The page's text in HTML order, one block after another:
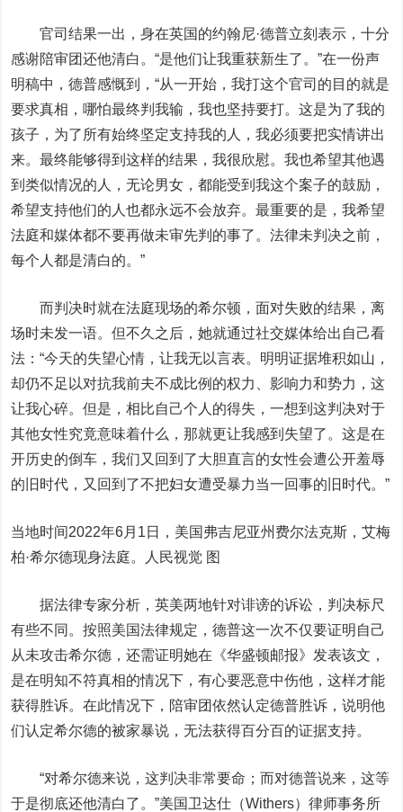
官司结果一出，身在英国的约翰尼·德普立刻表示，十分
感谢陪审团还他清白。“是他们让我重获新生了。”在一份声
明稿中，德普感慨到，“从一开始，我打这个官司的目的就是
要求真相，哪怕最终判我输，我也坚持要打。这是为了我的
孩子，为了所有始终坚定支持我的人，我必须要把实情讲出
来。最终能够得到这样的结果，我很欣慰。我也希望其他遇
到类似情况的人，无论男女，都能受到我这个案子的鼓励，
希望支持他们的人也都永远不会放弃。最重要的是，我希望
法庭和媒体都不要再做未审先判的事了。法律未判决之前，
每个人都是清白的。”
而判决时就在法庭现场的希尔顿，面对失败的结果，离
场时未发一语。但不久之后，她就通过社交媒体给出自己看
法：“今天的失望心情，让我无以言表。明明证据堆积如山，
却仍不足以对抗我前夫不成比例的权力、影响力和势力，这
让我心碎。但是，相比自己个人的得失，一想到这判决对于
其他女性究竟意味着什么，那就更让我感到失望了。这是在
开历史的倒车，我们又回到了大胆直言的女性会遭公开羞辱
的旧时代，又回到了不把妇女遭受暴力当一回事的旧时代。”
当地时间2022年6月1日，美国弗吉尼亚州费尔法克斯，艾梅
柏·希尔德现身法庭。人民视觉 图
据法律专家分析，英美两地针对诽谤的诉讼，判决标尺
有些不同。按照美国法律规定，德普这一次不仅要证明自己
从未攻击希尔德，还需证明她在《华盛顿邮报》发表该文，
是在明知不符真相的情况下，有心要恶意中伤他，这样才能
获得胜诉。在此情况下，陪审团依然认定德普胜诉，说明他
们认定希尔德的被家暴说，无法获得百分百的证据支持。
“对希尔德来说，这判决非常要命；而对德普说来，这等
于是彻底还他清白了。”美国卫达仕（Withers）律师事务所